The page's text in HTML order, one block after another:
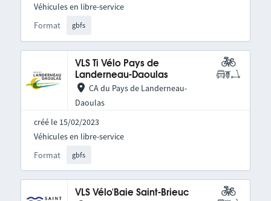
Format gbfs
Véhicules en libre-service
VLS Ti Vélo Pays de
Landerneau-Daoulas
CA du Pays de Landerneau-
Daoulas
créé le 15/02/2023
Format gbfs
Véhicules en libre-service
VLS Vélo'Baie Saint-Brieuc